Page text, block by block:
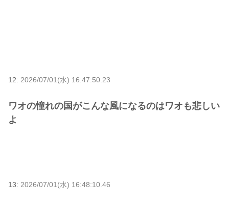
12: 2026/07/01(水) 16:47:50.23
ワオの憧れの国がこんな風になるのはワオも悲しい
よ
13: 2026/07/01(水) 16:48:10.46